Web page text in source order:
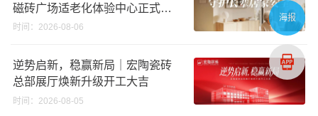
磁砖广场适老化体验中心正式亮
相
时间：2026-08-06
逆势启新，稳赢新局｜宏陶瓷砖
总部展厅焕新升级开工大吉
时间：2026-08-05
海报